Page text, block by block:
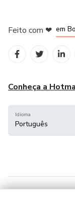
Feito com ❤ em
Conheça a
Idioma
Português